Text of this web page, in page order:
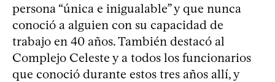
persona “única e inigualable” y que nunca
conoció a alguien con su capacidad de
trabajo en 40 años. También destacó al
Complejo Celeste y a todos los funcionarios
que conoció durante estos tres años allí, y